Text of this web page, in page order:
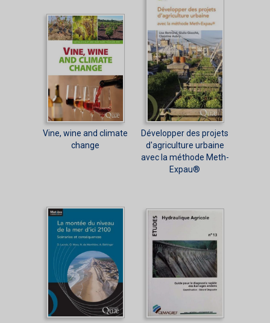
Vine, wine and climate
change
Développer des projets
d'agriculture urbaine
avec la méthode Meth-
Expau®